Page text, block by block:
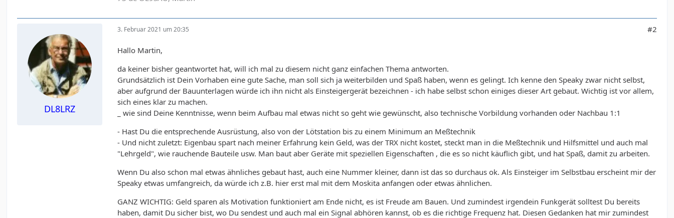
DL8LRZ
3. Februar 2021 um 20:35 #2
Hallo Martin,
da keiner bisher geantwortet hat, will ich mal zu diesem nicht ganz einfachen Thema antworten.
Grundsätzlich ist Dein Vorhaben eine gute Sache, man soll sich ja weiterbilden und Spaß haben, wenn es gelingt. Ich kenne den Speaky zwar nicht selbst,
aber aufgrund der Bauunterlagen würde ich ihn nicht als Einsteigergerät bezeichnen - ich habe selbst schon einiges dieser Art gebaut. Wichtig ist vor allem,
sich eines klar zu machen.
_ wie sind Deine Kenntnisse, wenn beim Aufbau mal etwas nicht so geht wie gewünscht, also technische Vorbildung vorhanden oder Nachbau 1:1
- Hast Du die entsprechende Ausrüstung, also von der Lötstation bis zu einem Minimum an Meßtechnik
- Und nicht zuletzt: Eigenbau spart nach meiner Erfahrung kein Geld, was der TRX nicht kostet, steckt man in die Meßtechnik und Hilfsmittel und auch mal
"Lehrgeld", wie rauchende Bauteile usw. Man baut aber Geräte mit speziellen Eigenschaften , die es so nicht käuflich gibt, und hat Spaß, damit zu arbeiten.
Wenn Du also schon mal etwas ähnliches gebaut hast, auch eine Nummer kleiner, dann ist das so durchaus ok. Als Einsteiger im Selbstbau erscheint mir der
Speaky etwas umfangreich, da würde ich z.B. hier erst mal mit dem Moskita anfangen oder etwas ähnlichen.
GANZ WICHTIG: Geld sparen als Motivation funktioniert am Ende nicht, es ist Freude am Bauen. Und zumindest irgendein Funkgerät solltest Du bereits
haben, damit Du sicher bist, wo Du sendest und auch mal ein Signal abhören kannst, ob es die richtige Frequenz hat. Diesen Gedanken hat mir zumindest